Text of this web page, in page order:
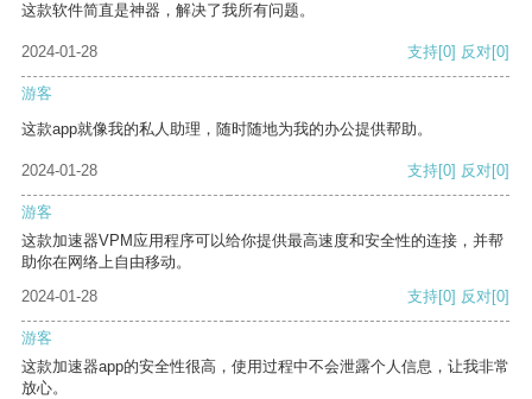
这款软件简直是神器，解决了我所有问题。
2024-01-28 支持[0] 反对[0]
游客
这款app就像我的私人助理，随时随地为我的办公提供帮助。
2024-01-28 支持[0] 反对[0]
游客
这款加速器VPM应用程序可以给你提供最高速度和安全性的连接，并帮
助你在网络上自由移动。
2024-01-28
支持[0] 反对[0]
游客
这款加速器app的安全性很高，使用过程中不会泄露个人信息，让我非常
放心。